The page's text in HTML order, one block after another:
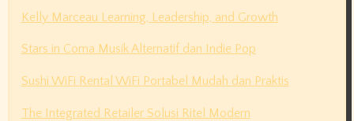
Kelly Marceau Learning, Leadership, and Growth
Stars in Coma Musik Alternatif dan Indie Pop
Sushi WiFi Rental WiFi Portabel Mudah dan Praktis
The Integrated Retailer Solusi Ritel Modern